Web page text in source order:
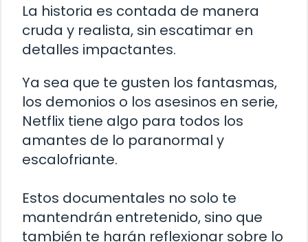
La historia es contada de manera
cruda y realista, sin escatimar en
detalles impactantes.
Ya sea que te gusten los fantasmas,
los demonios o los asesinos en serie,
Netflix tiene algo para todos los
amantes de lo paranormal y
escalofriante.
Estos documentales no solo te
mantendrán entretenido, sino que
también te harán reflexionar sobre lo